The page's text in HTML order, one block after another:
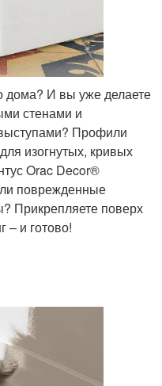
дома? И вы уже делаете
стенами и
Профили
изогнутых, кривых
Orac Decor®
поврежденные
Прикрепляете поверх
– и готово!